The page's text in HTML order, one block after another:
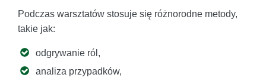
Podczas warsztatów stosuje się różnorodne metody,
takie jak:
odgrywanie ról,
analiza przypadków,